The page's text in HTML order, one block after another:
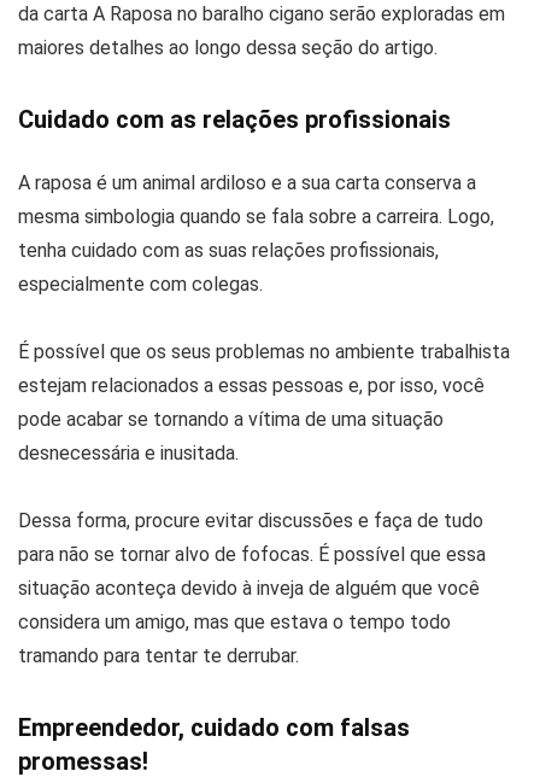
da carta A Raposa no baralho cigano serão exploradas em
maiores detalhes ao longo dessa seção do artigo.
Cuidado com as relações profissionais
A raposa é um animal ardiloso e a sua carta conserva a
mesma simbologia quando se fala sobre a carreira. Logo,
tenha cuidado com as suas relações profissionais,
especialmente com colegas.
É possível que os seus problemas no ambiente trabalhista
estejam relacionados a essas pessoas e, por isso, você
pode acabar se tornando a vítima de uma situação
desnecessária e inusitada.
Dessa forma, procure evitar discussões e faça de tudo
para não se tornar alvo de fofocas. É possível que essa
situação aconteça devido à inveja de alguém que você
considera um amigo, mas que estava o tempo todo
tramando para tentar te derrubar.
Empreendedor, cuidado com falsas
promessas!